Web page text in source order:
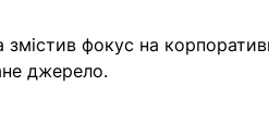
змістив фокус на
джерело.